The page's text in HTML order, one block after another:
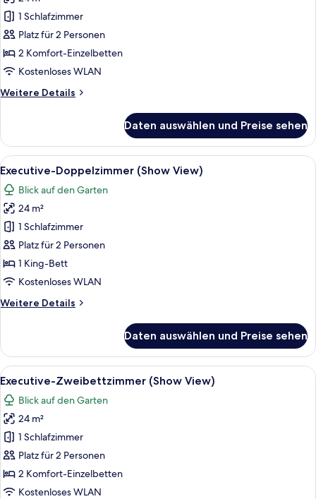
Zweibettzimmer,
Stadtblick
anzeigen
1 Schlafzimmer
Platz für 2 Personen
2 Komfort-Einzelbetten
Kostenloses WLAN
Weitere Details
Weitere
Zweibettzimmer,
Stadtblick
Daten auswählen und Preise sehen
Alle
Fotos
für
Executive-
Doppelzimmer
(Show
View)
anzeigen
Ein modernes Hotelzimmer mit
17
Executive-Doppelzimmer (Show View)
Blick auf den Garten
24 m²
1 Schlafzimmer
Platz für 2 Personen
1 King-Bett
Kostenloses WLAN
Weitere Details
Weitere
Doppelzimmer
(Show
View)
Daten auswählen und Preise sehen
Alle
Fotos
für
Executive-
Zweibettzimmer
(Show
View)
anzeigen
Ein Hotelzimmer mit zwei Betten,
17
Executive-Zweibettzimmer (Show View)
Blick auf den Garten
24 m²
1 Schlafzimmer
Platz für 2 Personen
2 Komfort-Einzelbetten
Kostenloses WLAN